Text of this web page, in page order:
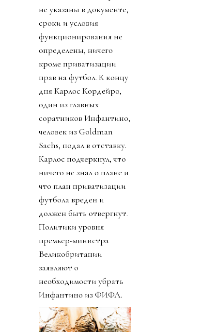
не указаны в документе,
сроки и условия
функционирования не
определены, ничего
кроме приватизации
прав на футбол. К концу
дня Карлос Кордейро,
один из главных
соратников Инфантино,
человек из Goldman
Sachs, подал в отставку.
Карлос подчеркнул, что
ничего не знал о плане и
что план приватизации
футбола вреден и
должен быть отвергнут.
Политики уровня
премьер-министра
Великобритании
заявляют о
необходимости убрать
Инфантино из ФИФА.